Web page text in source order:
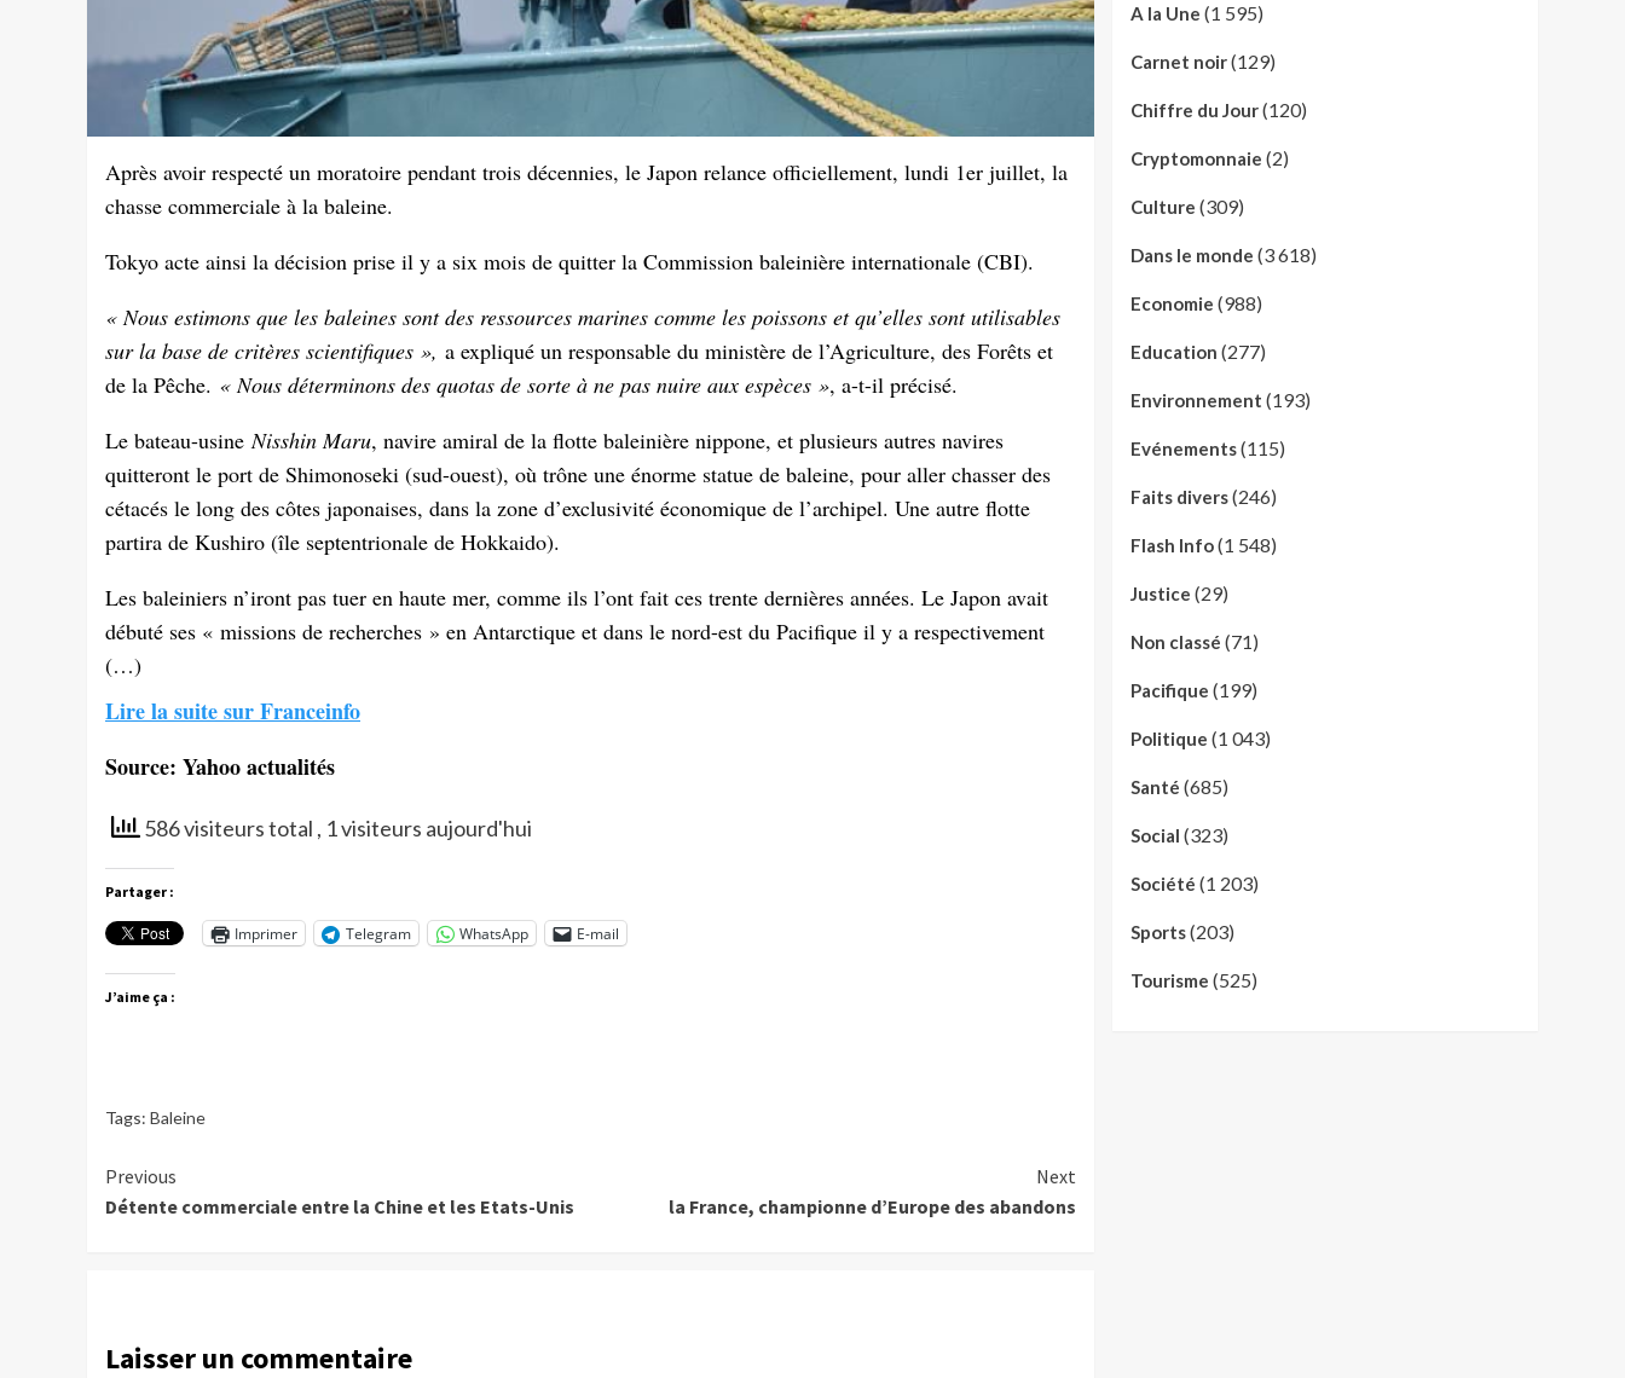
Après avoir respecté un moratoire pendant trois décennies, le Japon relance officiellement, lundi 1er juillet, la
chasse commerciale à la baleine.
Tokyo acte ainsi la décision prise il y a six mois de quitter la Commission baleinière internationale (CBI).
« Nous estimons que les baleines sont des ressources marines comme les poissons et qu’elles sont utilisables
sur la base de critères scientifiques », a expliqué un responsable du ministère de l’Agriculture, des Forêts et
de la Pêche. « Nous déterminons des quotas de sorte à ne pas nuire aux espèces », a-t-il précisé.
Le bateau-usineNisshin Maru, navire amiral de la flotte baleinière nippone, et plusieurs autres navires
quitteront le port de Shimonoseki (sud-ouest), où trône une énorme statue de baleine, pour aller chasser des
cétacés le long des côtes japonaises, dans la zone d’exclusivité économique de l’archipel. Une autre flotte
partira de Kushiro (île septentrionale de Hokkaido).
Les baleiniers n’iront pas tuer en haute mer, comme ils l’ont fait ces trente dernières années. Le Japon avait
débuté ses « missions de recherches » en Antarctique et dans le nord-est du Pacifique il y a respectivement
(…)
Lire la suite sur Franceinfo
Source: Yahoo actualités
586 visiteurs total , 1 visiteurs aujourd'hui
Partager :
Imprimer Telegram WhatsApp E-mail
J’aime ça :
Tags: Baleine
Continue
Reading
Previous
Détente commerciale entre la Chine et les Etats-Unis
Next
la France, championne d’Europe des abandons
Laisser un commentaire
A la Une (1 595)
Carnet noir(129)
Chiffre du Jour(120)
Cryptomonnaie (2)
Culture (309)
Dans le monde (3 618)
Economie (988)
Education (277)
Environnement (193)
Evénements(115)
Faits divers(246)
Flash Info(1 548)
Justice (29)
Non classé (71)
Pacifique (199)
Politique (1 043)
Santé (685)
Social (323)
Société (1 203)
Sports(203)
Tourisme (525)